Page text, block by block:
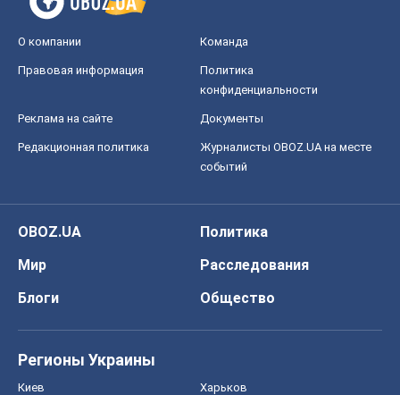
О компании Команда
Правовая информация
Политика
конфиденциальности
Реклама на сайте Документы
Редакционная политика
Журналисты OBOZ.UA на месте
событий
OBOZ.UA
Политика
Мир
Расследования
Блоги
Общество
Регионы Украины
Киев Харьков